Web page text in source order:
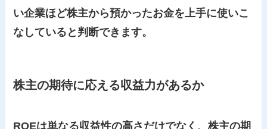
い企業ほど株主から預かったお金を上手に使いこ
なしていると判断できます。
株主の期待に応える収益力があるか
ROEは単なる収益性の高さだけでなく、株主の期